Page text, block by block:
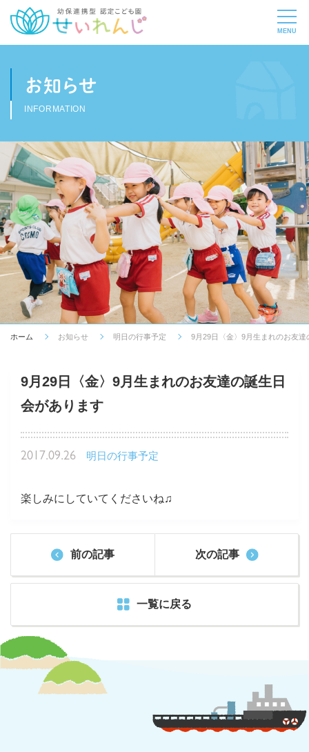
お知らせ
INFORMATION
ホーム お知らせ 明日の行事予定 9月29日〈金〉9月生まれのお友
9月29日〈金〉9月生まれのお友達の誕生日
会があります
2017.09.26 明日の行事予定
楽しみにしていてくださいね♫
前の記事
一覧に戻る
次の記事